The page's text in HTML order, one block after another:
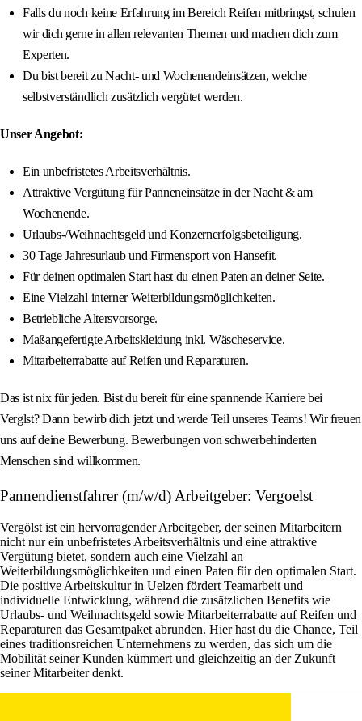
Falls du noch keine Erfahrung im Bereich Reifen mitbringst, schulen
wir dich gerne in allen relevanten Themen und machen dich zum
Experten.
Du bist bereit zu Nacht- und Wochenendeinsätzen, welche
selbstverständlich zusätzlich vergütet werden.
Unser Angebot:
Ein unbefristetes Arbeitsverhältnis.
Attraktive Vergütung für Panneneinsätze in der Nacht & am
Wochenende.
Urlaubs-/Weihnachtsgeld und Konzernerfolgsbeteiligung.
30 Tage Jahresurlaub und Firmensport von Hansefit.
Für deinen optimalen Start hast du einen Paten an deiner Seite.
Eine Vielzahl interner Weiterbildungsmöglichkeiten.
Betriebliche Altersvorsorge.
Maßangefertigte Arbeitskleidung inkl. Wäscheservice.
Mitarbeiterrabatte auf Reifen und Reparaturen.
Das ist nix für jeden. Bist du bereit für eine spannende Karriere bei
Verglst? Dann bewirb dich jetzt und werde Teil unseres Teams! Wir freuen
uns auf deine Bewerbung. Bewerbungen von schwerbehinderten
Menschen sind willkommen.
Pannendienstfahrer (m/w/d) Arbeitgeber: Vergoelst
Vergölst ist ein hervorragender Arbeitgeber, der seinen Mitarbeitern
nicht nur ein unbefristetes Arbeitsverhältnis und eine attraktive
Vergütung bietet, sondern auch eine Vielzahl an
Weiterbildungsmöglichkeiten und einen Paten für den optimalen Start.
Die positive Arbeitskultur in Uelzen fördert Teamarbeit und
individuelle Entwicklung, während die zusätzlichen Benefits wie
Urlaubs- und Weihnachtsgeld sowie Mitarbeiterrabatte auf Reifen und
Reparaturen das Gesamtpaket abrunden. Hier hast du die Chance, Teil
eines traditionsreichen Unternehmens zu werden, das sich um die
Mobilität seiner Kunden kümmert und gleichzeitig an der Zukunft
seiner Mitarbeiter denkt.